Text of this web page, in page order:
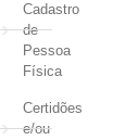
Cadastro
de
Pessoa
Física
Certidões
e/ou